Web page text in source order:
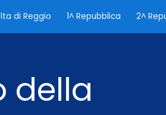
Skip to
di Reggio 1^ Repubblica 2^
della